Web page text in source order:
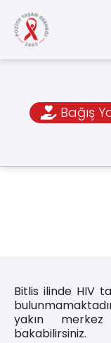
Bağış
Bitlis ilinde HIV
yakın
bakabilirsiniz.